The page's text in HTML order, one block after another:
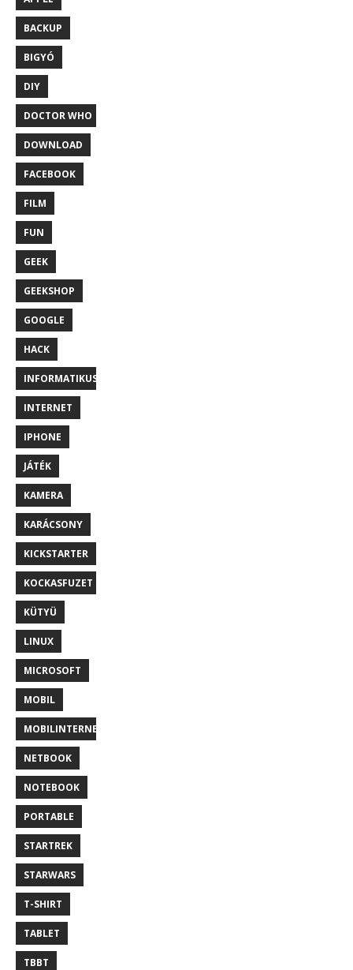
BACKUP
BIGYÓ
DIY
DOCTOR WHO
DOWNLOAD
FACEBOOK
FILM
FUN
GEEK
GEEKSHOP
GOOGLE
HACK
INFORMATIKUS
INTERNET
IPHONE
JÁTÉK
KAMERA
KARÁCSONY
KICKSTARTER
KOCKASFUZET
KÜTYÜ
LINUX
MICROSOFT
MOBIL
MOBILINTERNET
NETBOOK
NOTEBOOK
PORTABLE
STARTREK
STARWARS
T-SHIRT
TABLET
TBBT